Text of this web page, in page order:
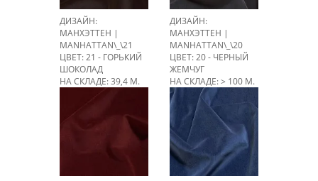
ДИЗАЙН:
МАНХЭТТЕН |
MANHATTAN\_\21
ЦВЕТ: 21 - ГОРЬКИЙ
ШОКОЛАД
НА СКЛАДЕ: 39,4 М.
ДИЗАЙН:
МАНХЭТТЕН |
MANHATTAN\_\20
ЦВЕТ: 20 - ЧЕРНЫЙ
ЖЕМЧУГ
НА СКЛАДЕ: > 100 М.